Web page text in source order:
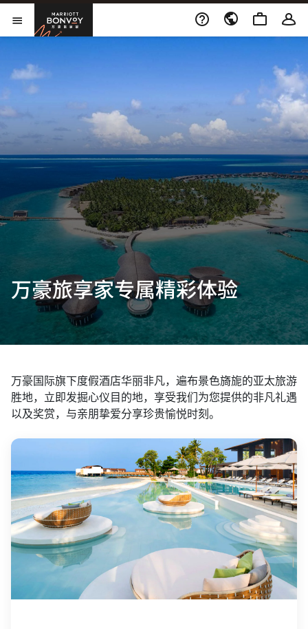
跳到内容
打开菜单Marriott Bonvoy 打开新窗口
万豪旅享家专属精彩体验
万豪国际旗下度假酒店华丽非凡，遍布景色旖旎的亚太旅游
胜地，立即发掘心仪目的地，享受我们为您提供的非凡礼遇
以及奖赏，与亲朋挚爱分享珍贵愉悦时刻。